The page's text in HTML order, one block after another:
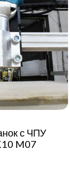
с ЧПУ
M07